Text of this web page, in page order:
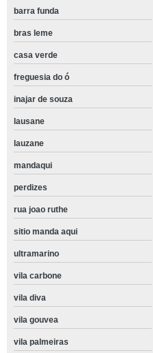
barra funda
bras leme
casa verde
freguesia do ó
inajar de souza
lausane
lauzane
mandaqui
perdizes
rua joao ruthe
sitio manda aqui
ultramarino
vila carbone
vila diva
vila gouvea
vila palmeiras